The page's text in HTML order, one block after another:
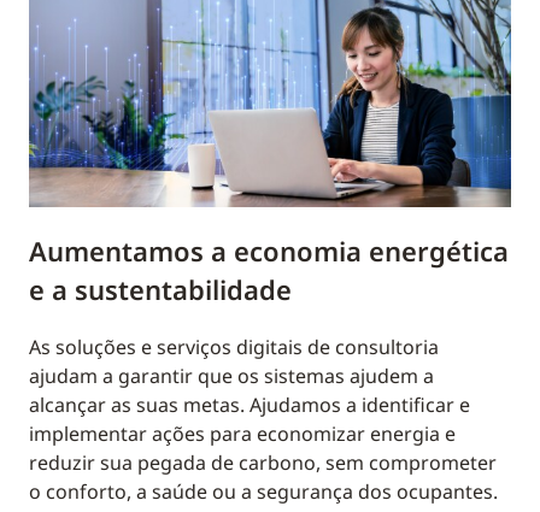
Aumentamos a economia energética
e a sustentabilidade
As soluções e serviços digitais de consultoria
ajudam a garantir que os sistemas ajudem a
alcançar as suas metas. Ajudamos a identificar e
implementar ações para economizar energia e
reduzir sua pegada de carbono, sem comprometer
o conforto, a saúde ou a segurança dos ocupantes.